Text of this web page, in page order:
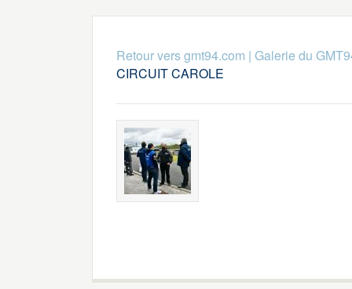
Retour vers gmt94.com | Galerie du
CIRCUIT CAROLE